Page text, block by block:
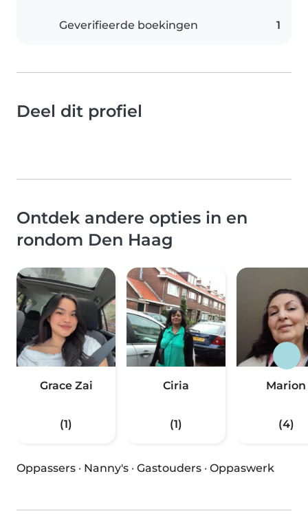
Geverifieerde boekingen 1
Deel dit profiel
Ontdek andere opties in en
rondom Den Haag
Grace Zai
(1)
Ciria
(1)
Marion
(4)
Oppassers · Nanny's · Gastouders · Oppaswerk